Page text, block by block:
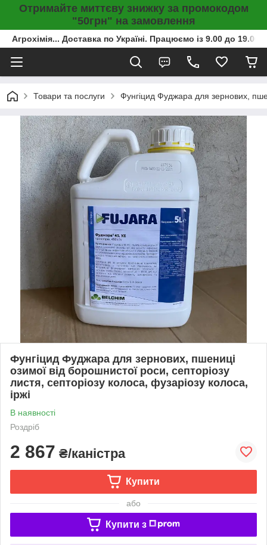
Отримайте миттєву знижку за промокодом
"50грн" на замовлення
Агрохімія... Доставка по Україні. Працюємо із 9.00 до
Товари та послуги Фунгіцид Фуджара для зернових,
Фунгіцид Фуджара для зернових, пшениці
озимої від борошнистої роси, септоріозу
листя, септоріозу колоса, фузаріозу колоса,
іржі
В наявності
Роздріб
2 867 ₴/каністра
Купити
або
Купити з